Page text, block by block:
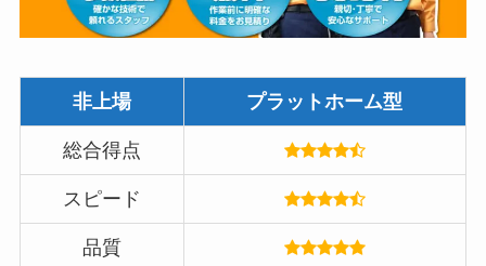
非上場 プラットホーム型
総合得点
スピード
品質